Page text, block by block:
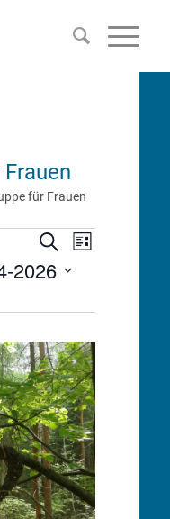
für Frauen
Suche
und
Ansichten,
Navigation
Suche
Liste
2026